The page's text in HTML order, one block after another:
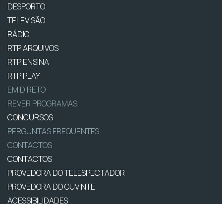
DESPORTO
TELEVISÃO
RÁDIO
RTP ARQUIVOS
RTP ENSINA
RTP PLAY
EM DIRETO
REVER PROGRAMAS
CONCURSOS
PERGUNTAS FREQUENTES
CONTACTOS
CONTACTOS
PROVEDORA DO TELESPECTADOR
PROVEDORA DO OUVINTE
ACESSIBILIDADES